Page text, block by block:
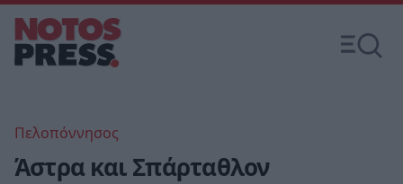
Πελοπόννησος
Άστρα και Σπάρταθλον